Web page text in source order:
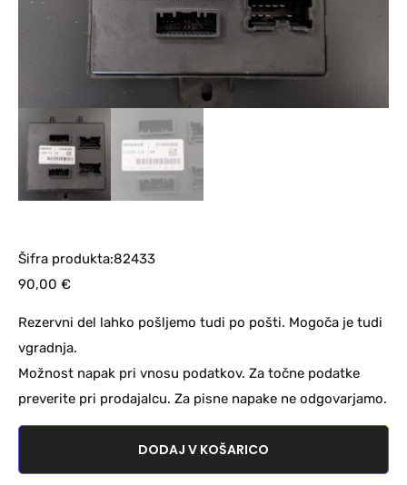
Šifra produkta:82433
90,00 €
Rezervni del lahko pošljemo tudi po pošti. Mogoča je tudi
vgradnja.
Možnost napak pri vnosu podatkov. Za točne podatke
preverite pri prodajalcu. Za pisne napake ne odgovarjamo.
DODAJ V KOŠARICO